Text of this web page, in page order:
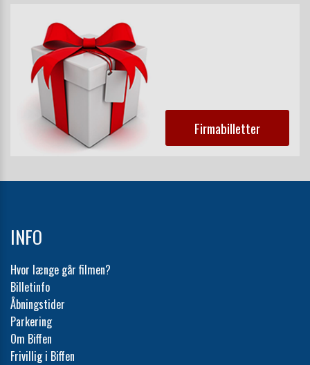
Firmabilletter
INFO
Hvor længe går filmen?
Billetinfo
Åbningstider
Parkering
Om Biffen
Frivillig i Biffen